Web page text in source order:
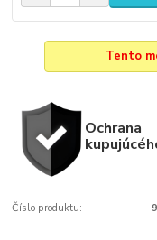
Tento
Ochrana
Číslo produktu: